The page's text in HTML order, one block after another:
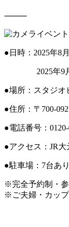
⸻
イベン
●日時：2025年8
2025年9月7
●場所：スタジオ
●住所：〒700-
●電話番号：
●アクセス：JR
●駐車場：7台あ
※完全予約制・
※ご夫婦・カッ